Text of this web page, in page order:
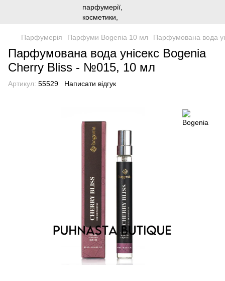
Парфумерія Парфуми Bogenia 10 мл Парфумована вода
Парфумована вода унісекс Bogenia
Cherry Bliss - №015, 10 мл
Артикул: 55529 Написати відгук